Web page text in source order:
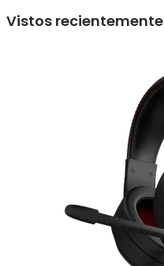
Vistos recientemente